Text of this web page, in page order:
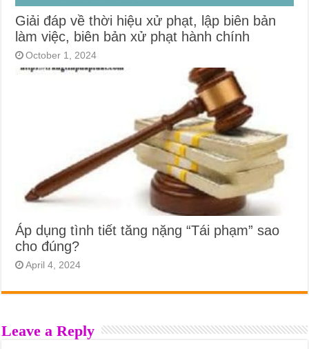
Giải đáp về thời hiệu xử phạt, lập biên bản
làm việc, biên bản xử phạt hành chính
October 1, 2024
Áp dụng tình tiết tăng nặng “Tái phạm” sao
cho đúng?
April 4, 2024
Leave a Reply